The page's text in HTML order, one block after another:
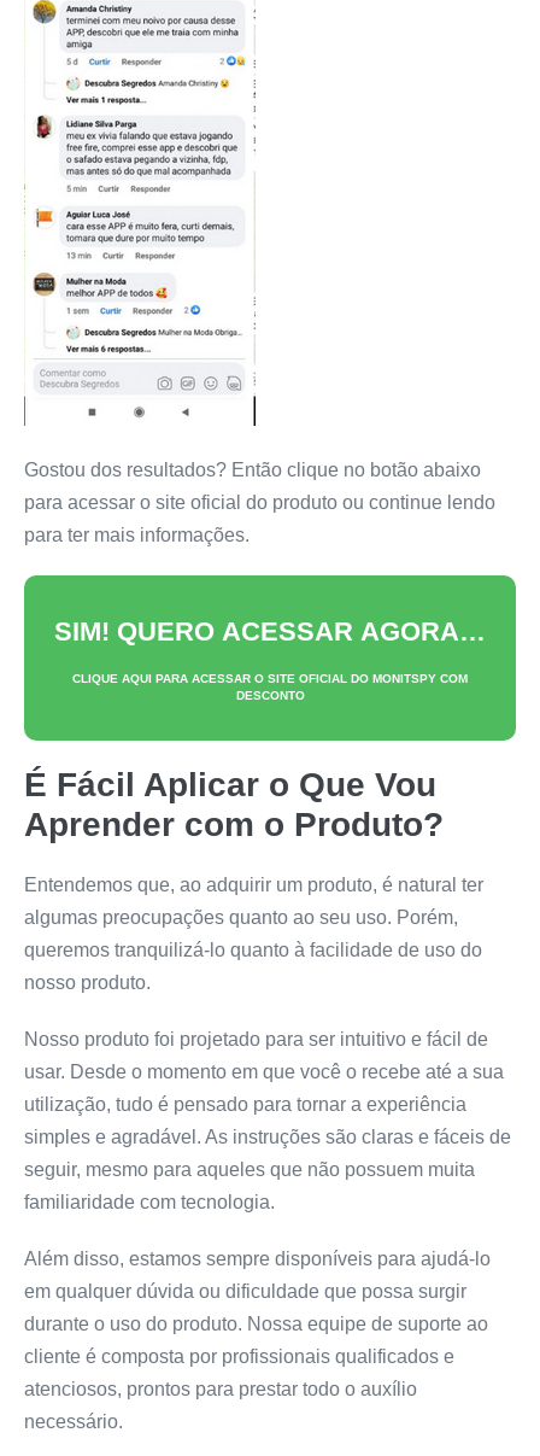
Gostou dos resultados? Então clique no botão abaixo
para acessar o site oficial do produto ou continue lendo
para ter mais informações.
SIM! QUERO ACESSAR AGORA…
CLIQUE AQUI PARA ACESSAR O SITE OFICIAL DO MONITSPY COM
DESCONTO
É Fácil Aplicar o Que Vou
Aprender com o Produto?
Entendemos que, ao adquirir um produto, é natural ter
algumas preocupações quanto ao seu uso. Porém,
queremos tranquilizá-lo quanto à facilidade de uso do
nosso produto.
Nosso produto foi projetado para ser intuitivo e fácil de
usar. Desde o momento em que você o recebe até a sua
utilização, tudo é pensado para tornar a experiência
simples e agradável. As instruções são claras e fáceis de
seguir, mesmo para aqueles que não possuem muita
familiaridade com tecnologia.
Além disso, estamos sempre disponíveis para ajudá-lo
em qualquer dúvida ou dificuldade que possa surgir
durante o uso do produto. Nossa equipe de suporte ao
cliente é composta por profissionais qualificados e
atenciosos, prontos para prestar todo o auxílio
necessário.